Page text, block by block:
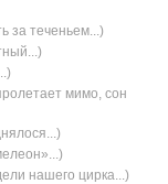
за теченьем...)
мимо, cон
нашего цирка...)